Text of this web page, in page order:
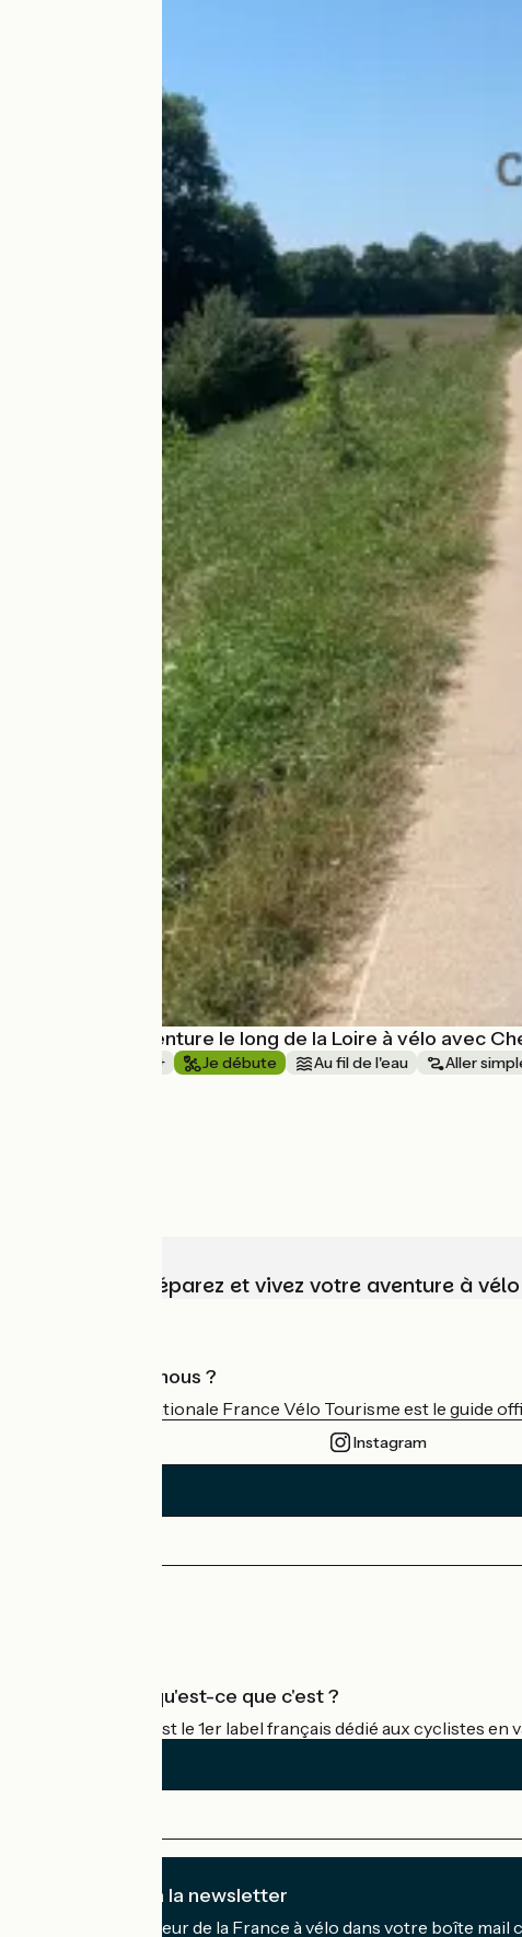
La grande aventure le long de la Loire à vélo avec
1 semaine et + Je débute Au fil de l'eau Aller
Choisissez, préparez et vivez votre aventure à
Qui sommes-nous ?
L'association nationale France Vélo Tourisme est le guide
Instagram
Accueil Vélo qu'est-ce que c'est ?
Accueil Vélo c'est le 1er label français dédié aux cyclistes en
Je m'abonne à la newsletter
Recevez le meilleur de la France à vélo dans votre boîte mail